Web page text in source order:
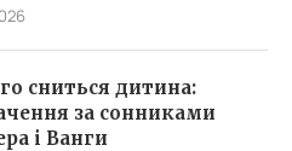
сниться дитина:
за сонниками
і Ванги